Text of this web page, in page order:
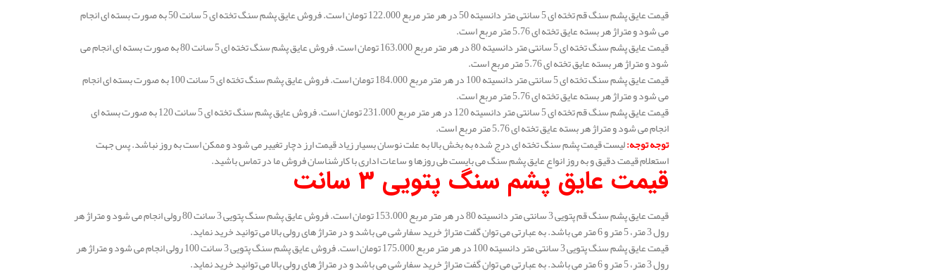
قیمت عایق پشم سنگ قم تخته ای 5 سانتی متر دانسیته 50 در هر متر مربع 122.000 تومان است. فروش عایق پشم سنگ تخته ای 5 سانت 50 به صورت بسته ای انجام
می شود و متراژ هر بسته عایق تخته ای 5.76 متر مربع است.
قیمت عایق پشم سنگ تخته ای 5 سانتی متر دانسیته 80 در هر متر مربع 163.000 تومان است. فروش عایق پشم سنگ تخته ای 5 سانت 80 به صورت بسته ای انجام می
شود و متراژ هر بسته عایق تخته ای 5.76 متر مربع است.
قیمت عایق پشم سنگ تخته ای 5 سانتی متر دانسیته 100 در هر متر مربع 184.000 تومان است. فروش عایق پشم سنگ تخته ای 5 سانت 100 به صورت بسته ای انجام
می شود و متراژ هر بسته عایق تخته ای 5.76 متر مربع است.
قیمت عایق پشم سنگ قم تخته ای 5 سانتی متر دانسیته 120 در هر متر مربع 231.000 تومان است. فروش عایق پشم سنگ تخته ای 5 سانت 120 به صورت بسته ای
انجام می شود و متراژ هر بسته عایق تخته ای 5.76 متر مربع است.
توجه توجه:لیست قیمت پشم سنگ تخته ای درج شده به بخش بالا به علت نوسان بسیار زیاد قیمت ارز دچار تغییر می شود و ممکن است به روز نباشد. پس جهت
استعلام قیمت دقیق و به روز انواع عایق پشم سنگ می بایست طی روزها و ساعات اداری با کارشناسان فروش ما در تماس باشید.
قیمت عایق پشم سنگ پتویی 3 سانت
قیمت عایق پشم سنگ قم پتویی 3 سانتی متر دانسیته 80 در هر متر مربع 153.000 تومان است. فروش عایق پشم سنگ پتویی 3 سانت 80 رولی انجام می شود و متراژ هر
رول 3 متر، 5 متر و 6 متر می باشد. به عبارتی می توان گفت متراژ خرید سفارشی می باشد و در متراژ های رولی بالا می توانید خرید نماید.
قیمت عایق پشم سنگ پتویی 3 سانتی متر دانسیته 100 در هر متر مربع 175.000 تومان است. فروش عایق پشم سنگ پتویی 3 سانت 100 رولی انجام می شود و متراژ هر
رول 3 متر، 5 متر و 6 متر می باشد. به عبارتی می توان گفت متراژ خرید سفارشی می باشد و در متراژ های رولی بالا می توانید خرید نماید.